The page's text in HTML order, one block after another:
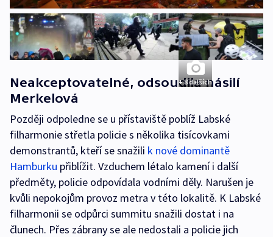
+ 8 dalších
Neakceptovatelné, odsoudila násilí
Merkelová
Později odpoledne se u přístaviště poblíž Labské
filharmonie střetla policie s několika tisícovkami
demonstrantů, kteří se snažili k nové dominantě
Hamburku přiblížit. Vzduchem létalo kamení i další
předměty, policie odpovídala vodními děly. Narušen je
kvůli nepokojům provoz metra v této lokalitě. K Labské
filharmonii se odpůrci summitu snažili dostat i na
člunech. Přes zábrany se ale nedostali a policie jich